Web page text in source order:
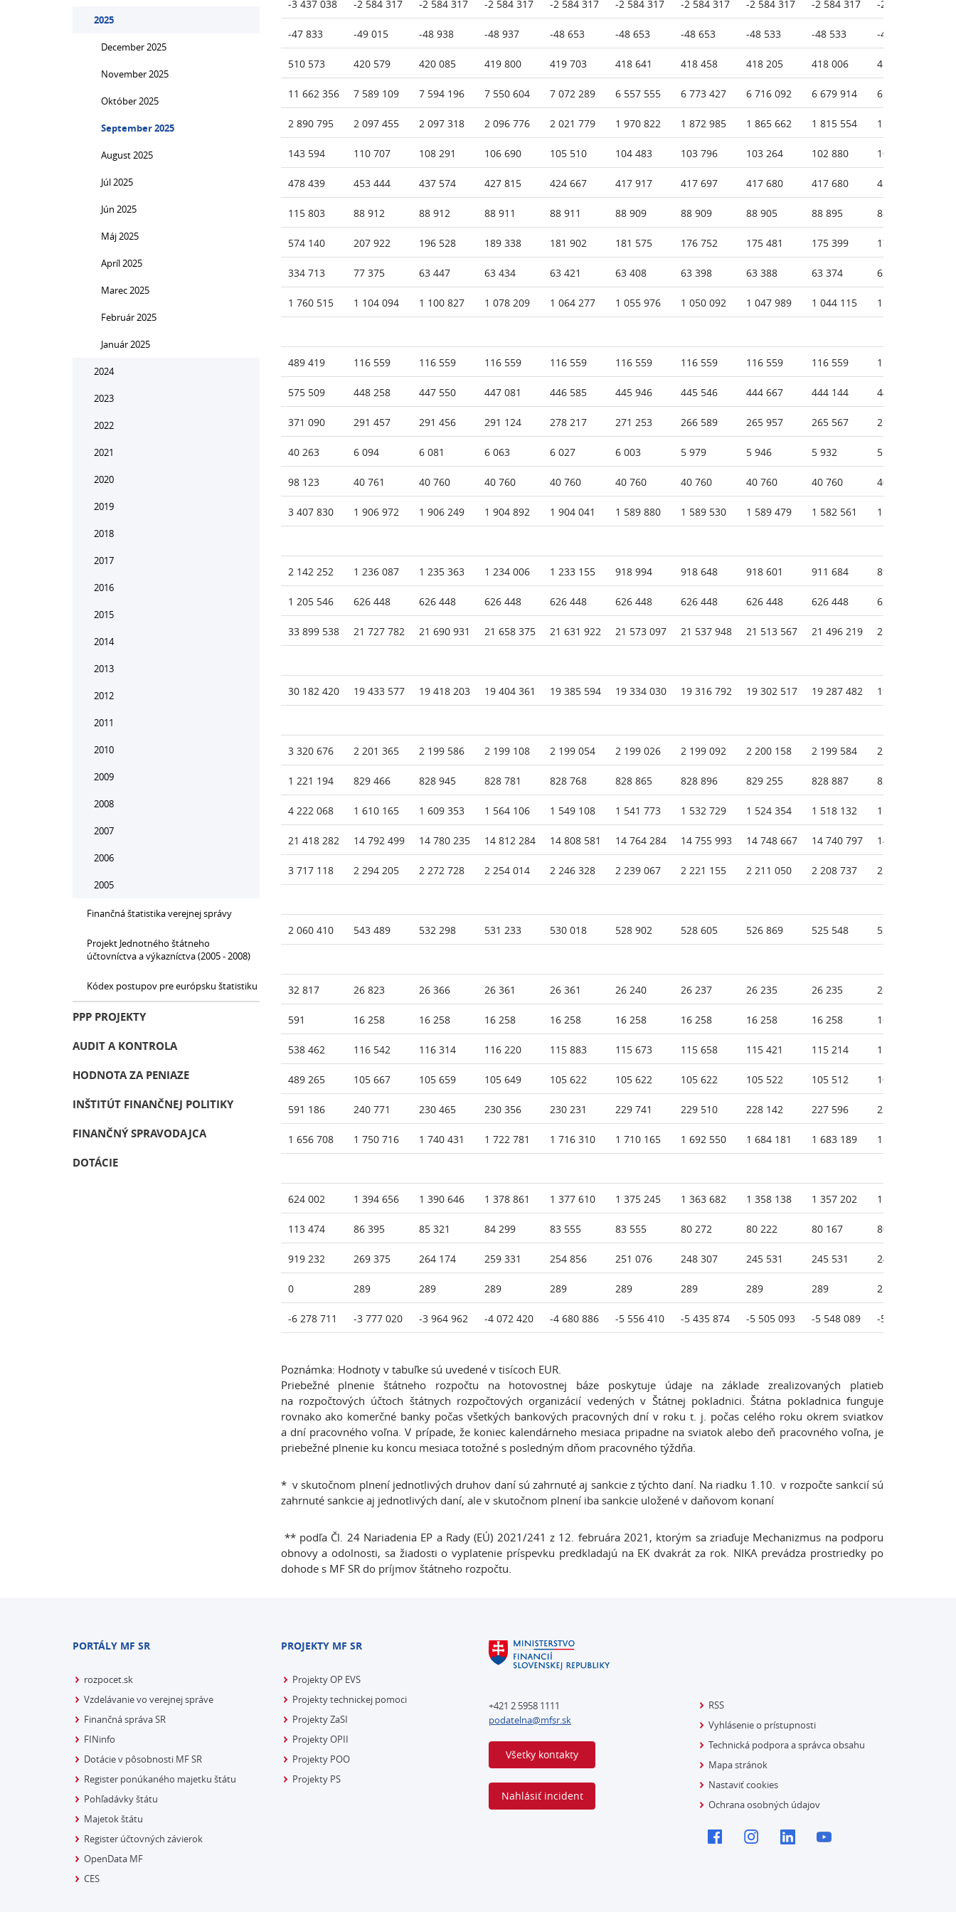
-3 437 038 -2 584 317 -2 584 317 -2 584 317 -2 584 317 -2 584 317 -2 584 317 -2 584 317 -2 584 317 -2 584 317
-47 833 -49 015 -48 938 -48 937 -48 653 -48 653 -48 653 -48 533 -48 533 -48 446
510 573 420 579 420 085 419 800 419 703 418 641 418 458 418 205 418 006 418 036
11 662 356 7 589 109 7 594 196 7 550 604 7 072 289 6 557 555 6 773 427 6 716 092 6 679 914 6 925 049
2 890 795 2 097 455 2 097 318 2 096 776 2 021 779 1 970 822 1 872 985 1 865 662 1 815 554 1 814 811
143 594 110 707 108 291 106 690 105 510 104 483 103 796 103 264 102 880 102 598
478 439 453 444 437 574 427 815 424 667 417 917 417 697 417 680 417 680 415 567
115 803 88 912 88 912 88 911 88 911 88 909 88 909 88 905 88 895 88 534
574 140 207 922 196 528 189 338 181 902 181 575 176 752 175 481 175 399 175 327
334 713 77 375 63 447 63 434 63 421 63 408 63 398 63 388 63 374 63 362
1 760 515 1 104 094 1 100 827 1 078 209 1 064 277 1 055 976 1 050 092 1 047 989 1 044 115 1 043 179
489 419 116 559 116 559 116 559 116 559 116 559 116 559 116 559 116 559 116 559
575 509 448 258 447 550 447 081 446 585 445 946 445 546 444 667 444 144 443 596
371 090 291 457 291 456 291 124 278 217 271 253 266 589 265 957 265 567 265 465
40 263 6 094 6 081 6 063 6 027 6 003 5 979 5 946 5 932 5 905
98 123 40 761 40 760 40 760 40 760 40 760 40 760 40 760 40 760 40 760
3 407 830 1 906 972 1 906 249 1 904 892 1 904 041 1 589 880 1 589 530 1 589 479 1 582 561 1 563 228
2 142 252 1 236 087 1 235 363 1 234 006 1 233 155 918 994 918 648 918 601 911 684 892 350
1 205 546 626 448 626 448 626 448 626 448 626 448 626 448 626 448 626 448 626 448
33 899 538 21 727 782 21 690 931 21 658 375 21 631 922 21 573 097 21 537 948 21 513 567 21 496 219 21 334 388
30 182 420 19 433 577 19 418 203 19 404 361 19 385 594 19 334 030 19 316 792 19 302 517 19 287 482 19 137 460
3 320 676 2 201 365 2 199 586 2 199 108 2 199 054 2 199 026 2 199 092 2 200 158 2 199 584 2 195 907
1 221 194 829 466 828 945 828 781 828 768 828 865 828 896 829 255 828 887 826 781
4 222 068 1 610 165 1 609 353 1 564 106 1 549 108 1 541 773 1 532 729 1 524 354 1 518 132 1 510 703
21 418 282 14 792 499 14 780 235 14 812 284 14 808 581 14 764 284 14 755 993 14 748 667 14 740 797 14 603 987
3 717 118 2 294 205 2 272 728 2 254 014 2 246 328 2 239 067 2 221 155 2 211 050 2 208 737 2 196 927
2 060 410 543 489 532 298 531 233 530 018 528 902 528 605 526 869 525 548 522 694
32 817 26 823 26 366 26 361 26 361 26 240 26 237 26 235 26 235 26 235
591 16 258 16 258 16 258 16 258 16 258 16 258 16 258 16 258 16 258
538 462 116 542 116 314 116 220 115 883 115 673 115 658 115 421 115 214 115 080
489 265 105 667 105 659 105 649 105 622 105 622 105 622 105 522 105 512 105 512
591 186 240 771 230 465 230 356 230 231 229 741 229 510 228 142 227 596 224 942
1 656 708 1 750 716 1 740 431 1 722 781 1 716 310 1 710 165 1 692 550 1 684 181 1 683 189 1 674 233
624 002 1 394 656 1 390 646 1 378 861 1 377 610 1 375 245 1 363 682 1 358 138 1 357 202 1 351 404
113 474 86 395 85 321 84 299 83 555 83 555 80 272 80 222 80 167 80 098
919 232 269 375 264 174 259 331 254 856 251 076 248 307 245 531 245 531 242 442
0 289 289 289 289 289 289 289 289 289
-6 278 711 -3 777 020 -3 964 962 -4 072 420 -4 680 886 -5 556 410 -5 435 874 -5 505 093 -5 548 089 -5 177 398
Poznámka: Hodnoty v tabuľke sú uvedené v tisícoch EUR.
Priebežné plnenie štátneho rozpočtu na hotovostnej báze poskytuje údaje na základe zrealizovaných platieb
na rozpočtových účtoch štátnych rozpočtových organizácií vedených v Štátnej pokladnici. Štátna pokladnica funguje
rovnako ako komerčné banky počas všetkých bankových pracovných dní v roku t. j. počas celého roku okrem sviatkov
a dní pracovného voľna. V prípade, že koniec kalendárneho mesiaca pripadne na sviatok alebo deň pracovného voľna, je
priebežné plnenie ku koncu mesiaca totožné s posledným dňom pracovného týždňa.
* v skutočnom plnení jednotlivých druhov daní sú zahrnuté aj sankcie z týchto daní. Na riadku 1.10. v rozpočte sankcií sú
zahrnuté sankcie aj jednotlivých daní, ale v skutočnom plnení iba sankcie uložené v daňovom konaní
** podľa Čl. 24 Nariadenia EP a Rady (EÚ) 2021/241 z 12. februára 2021, ktorým sa zriaďuje Mechanizmus na podporu
obnovy a odolnosti, sa žiadosti o vyplatenie príspevku predkladajú na EK dvakrát za rok. NIKA prevádza prostriedky po
dohode s MF SR do príjmov štátneho rozpočtu.
2025
December 2025
November 2025
Október 2025
September 2025
August 2025
Júl 2025
Jún 2025
Máj 2025
Apríl 2025
Marec 2025
Február 2025
Január 2025
2024
2023
2022
2021
2020
2019
2018
2017
2016
2015
2014
2013
2012
2011
2010
2009
2008
2007
2006
2005
Finančná štatistika verejnej správy
Projekt Jednotného štátneho
účtovníctva a výkazníctva (2005 - 2008)
Kódex postupov pre európsku štatistiku
PPP PROJEKTY
AUDIT A KONTROLA
HODNOTA ZA PENIAZE
INŠTITÚT FINANČNEJ POLITIKY
FINANČNÝ SPRAVODAJCA
DOTÁCIE
PORTÁLY MF SR
rozpocet.sk
Vzdelávanie vo verejnej správe
Finančná správa SR
FINinfo
Dotácie v pôsobnosti MF SR
Register ponúkaného majetku štátu
Pohľadávky štátu
Majetok štátu
Register účtovných závierok
OpenData MF
CES
PROJEKTY MF SR
Projekty OP EVS
Projekty technickej pomoci
Projekty ZaSI
Projekty OPII
Projekty POO
Projekty PS
+421 2 5958 1111
podatelna@mfsr.sk
Všetky kontakty
Nahlásiť incident
RSS
Vyhlásenie o prístupnosti
Technická podpora a správca obsahu
Mapa stránok
Nastaviť cookies
Ochrana osobných údajov